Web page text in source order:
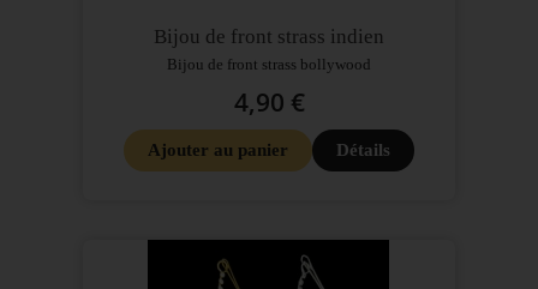
Bijou de front strass indien
Bijou de front strass bollywood
4,90 €
Ajouter au panier Détails